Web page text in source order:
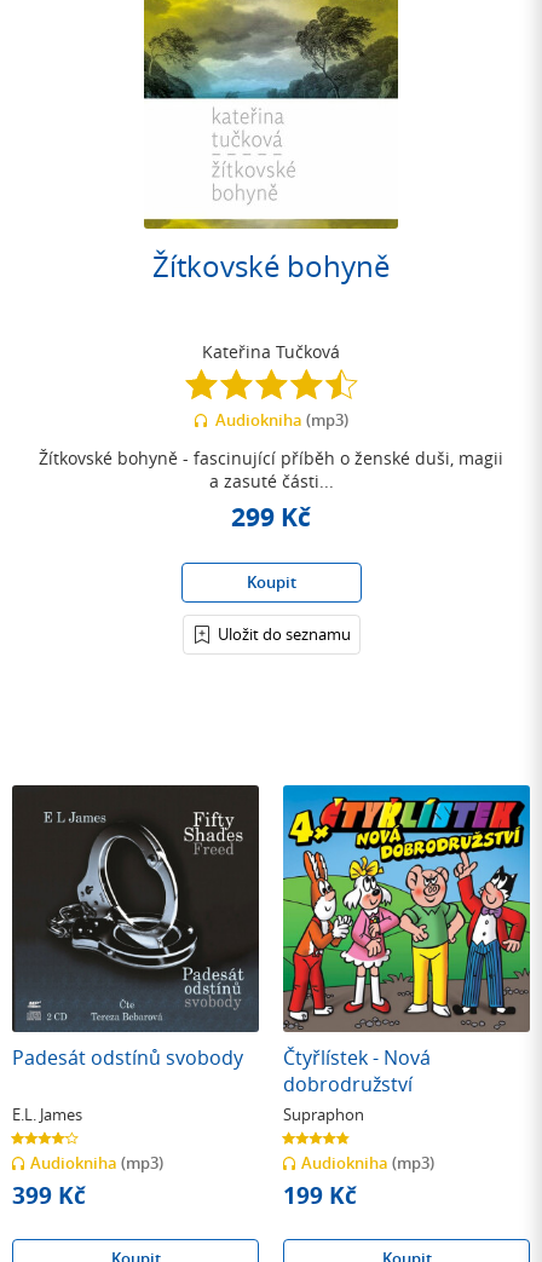
Žítkovské bohyně
Kateřina Tučková
4.5
z
5
Audiokniha (mp3)
Žítkovské bohyně - fascinující příběh o ženské duši, magii
a zasuté části...
299 Kč
Koupit
Uložit do seznamu
Padesát odstínů svobody
E.L. James
4.1
z
5
hvězdiček
Audiokniha (mp3)
399 Kč
Čtyřlístek - Nová
dobrodružství
Supraphon
4.8
z
5
hvězdiček
Audiokniha (mp3)
199 Kč